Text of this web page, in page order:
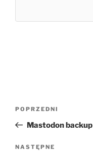
Poprzedni
wpis
POPRZEDNI
Mastodon backup
Następny
NASTĘPNE